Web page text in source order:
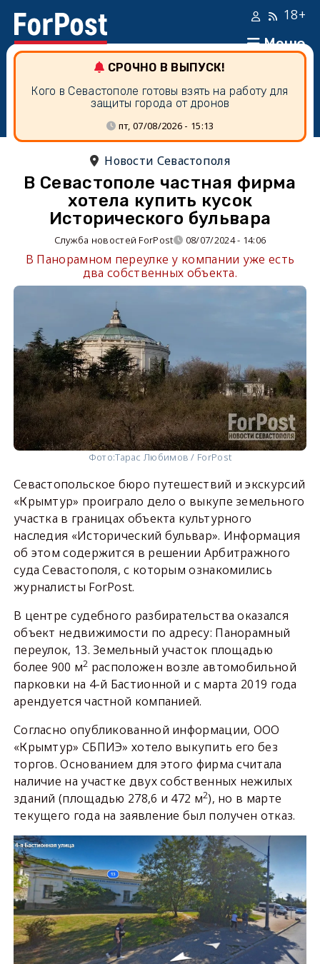
Меню
18+
СРОЧНО В ВЫПУСК!
Кого в Севастополе готовы взять на работу для
защиты города от дронов
пт, 07/08/2026 - 15:13
Новости Севастополя
В Севастополе частная фирма
хотела купить кусок
Исторического бульвара
Служба новостей ForPost 08/07/2024 - 14:06
В Панорамном переулке у компании уже есть
два собственных объекта.
Фото:Тарас Любимов / ForPost
Севастопольское бюро путешествий и экскурсий
«Крымтур» проиграло дело о выкупе земельного
участка в границах объекта культурного
наследия «Исторический бульвар». Информация
об этом содержится в решении Арбитражного
суда Севастополя, с которым ознакомились
журналисты ForPost.
В центре судебного разбирательства оказался
объект недвижимости по адресу: Панорамный
переулок, 13. Земельный участок площадью
более 900 м2 расположен возле автомобильной
парковки на 4-й Бастионной и с марта 2019 года
арендуется частной компанией.
Согласно опубликованной информации, ООО
«Крымтур» СБПИЭ» хотело выкупить его без
торгов. Основанием для этого фирма считала
наличие на участке двух собственных нежилых
зданий (площадью 278,6 и 472 м2), но в марте
текущего года на заявление был получен отказ.